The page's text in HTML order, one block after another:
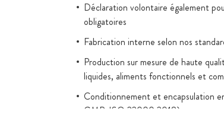
Déclaration volontaire également
obligatoires
Fabrication interne selon nos
Production sur mesure de haute
liquides, aliments fonctionnels et
Conditionnement et encapsulation
GMP, ISO 22000:2018)